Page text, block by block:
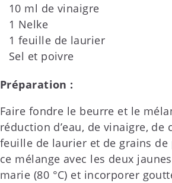
10 ml de vinaigre
1 Nelke
1 feuille de laurier
Sel et poivre
Préparation :
Faire fondre le beurre et le
réduction d’eau, de vinaigre, de
feuille de laurier et de grains de
ce mélange avec les deux
marie (80 °C) et incorporer